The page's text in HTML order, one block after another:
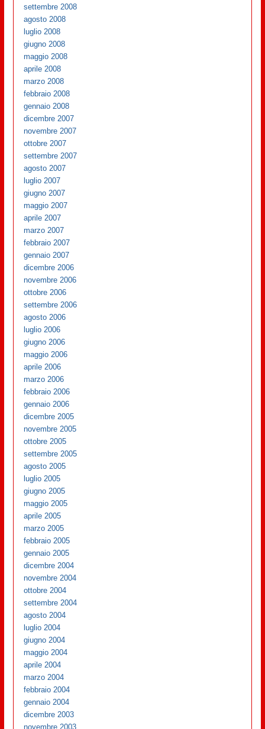
settembre 2008
agosto 2008
luglio 2008
giugno 2008
maggio 2008
aprile 2008
marzo 2008
febbraio 2008
gennaio 2008
dicembre 2007
novembre 2007
ottobre 2007
settembre 2007
agosto 2007
luglio 2007
giugno 2007
maggio 2007
aprile 2007
marzo 2007
febbraio 2007
gennaio 2007
dicembre 2006
novembre 2006
ottobre 2006
settembre 2006
agosto 2006
luglio 2006
giugno 2006
maggio 2006
aprile 2006
marzo 2006
febbraio 2006
gennaio 2006
dicembre 2005
novembre 2005
ottobre 2005
settembre 2005
agosto 2005
luglio 2005
giugno 2005
maggio 2005
aprile 2005
marzo 2005
febbraio 2005
gennaio 2005
dicembre 2004
novembre 2004
ottobre 2004
settembre 2004
agosto 2004
luglio 2004
giugno 2004
maggio 2004
aprile 2004
marzo 2004
febbraio 2004
gennaio 2004
dicembre 2003
novembre 2003